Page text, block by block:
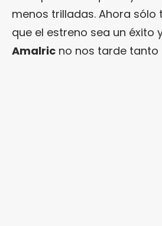
menos trilladas. Ahora
que el estreno sea un éxito
Amalric no nos tarde tanto